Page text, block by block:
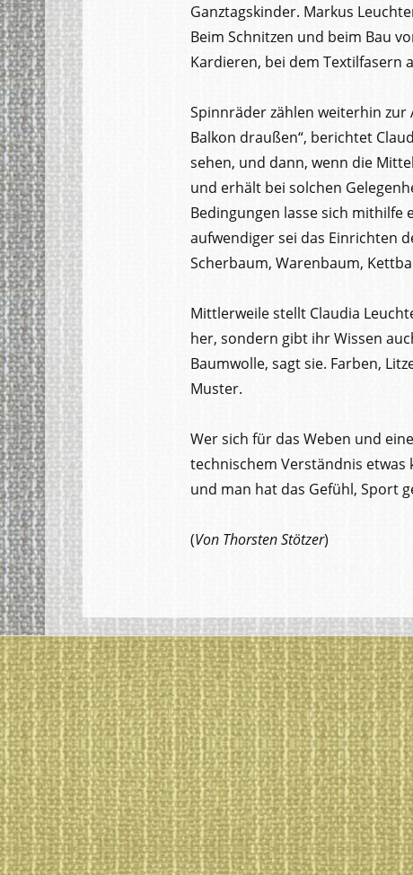
Ganztagskinder. Markus
Beim Schnitzen und beim Bau
Kardieren, bei dem Textilfasern
Spinnräder zählen weiterhin zur
Balkon draußen“, berichtet
sehen, und dann, wenn die
und erhält bei solchen
Bedingungen lasse sich mithilfe
aufwendiger sei das Einrichten
Scherbaum, Warenbaum,
Mittlerweile stellt Claudia
her, sondern gibt ihr Wissen
Baumwolle, sagt sie. Farben,
Muster.
Wer sich für das Weben und
technischem Verständnis etwas
und man hat das Gefühl, Sport
(Von Thorsten Stötzer)